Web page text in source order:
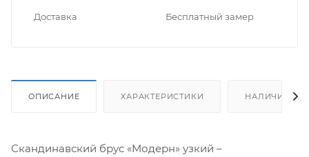
Доставка Бес­плат­ный замер
ОПИСАНИЕ ХАРАКТЕРИСТИКИ НАЛИЧИЕ
Скандинавский брус «Модерн» узкий –